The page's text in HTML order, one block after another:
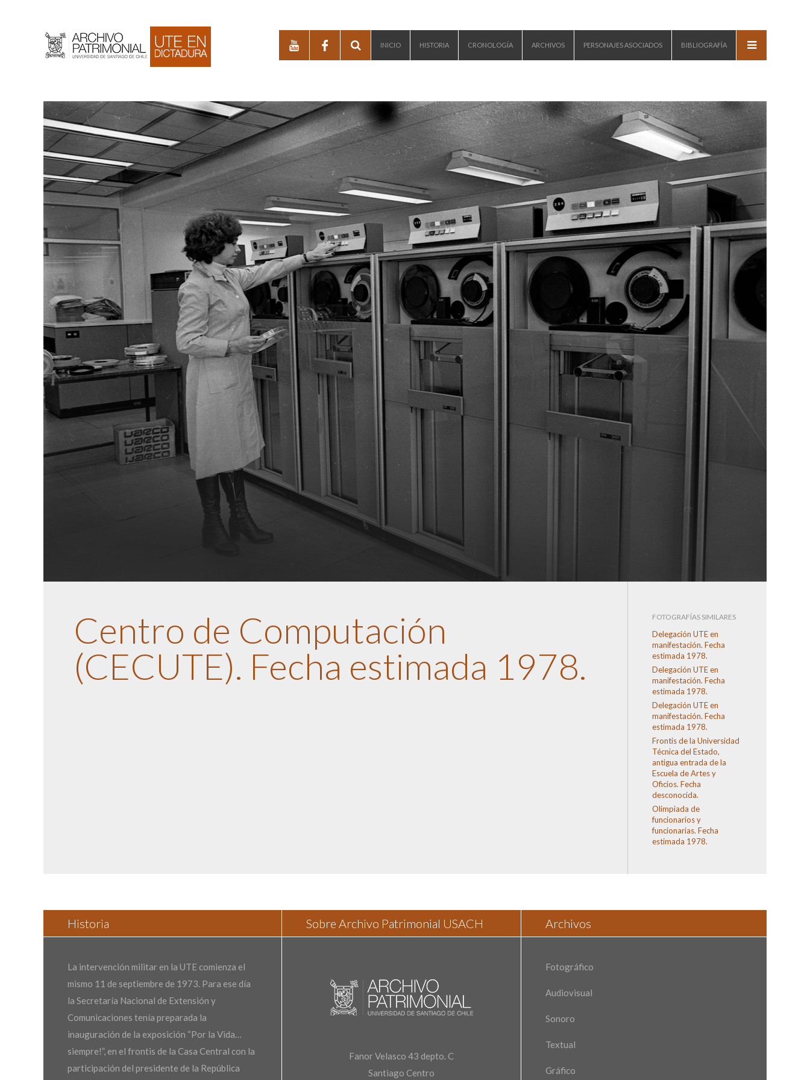
INICIO HISTORIA CRONOLOGÍA ARCHIVOS PERSONAJES ASOCIADOS BIBLIOGRAFÍA
FOTOGRAFÍAS SIMILARES
Delegación UTE en
manifestación. Fecha
estimada 1978.
Delegación UTE en
manifestación. Fecha
estimada 1978.
Delegación UTE en
manifestación. Fecha
estimada 1978.
Frontis de la Universidad
Técnica del Estado,
antigua entrada de la
Escuela de Artes y
Oficios. Fecha
desconocida.
Olimpiada de
funcionarios y
funcionarias. Fecha
estimada 1978.
Centro de Computación
(CECUTE). Fecha estimada 1978.
Historia
La intervención militar en la UTE comienza el
mismo 11 de septiembre de 1973. Para ese día
la Secretaría Nacional de Extensión y
Comunicaciones tenía preparada la
inauguración de la exposición “Por la Vida…
siempre!”, en el frontis de la Casa Central con la
participación del presidente de la República
Sobre Archivo Patrimonial USACH
Fanor Velasco 43 depto. C
Santiago Centro
Archivos
Fotográfico
Audiovisual
Sonoro
Textual
Gráfico